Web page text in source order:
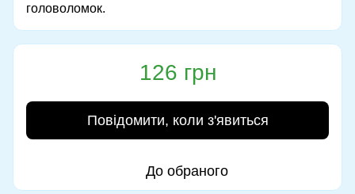
головоломок.
126 грн
Повідомити, коли з'явиться
До обраного